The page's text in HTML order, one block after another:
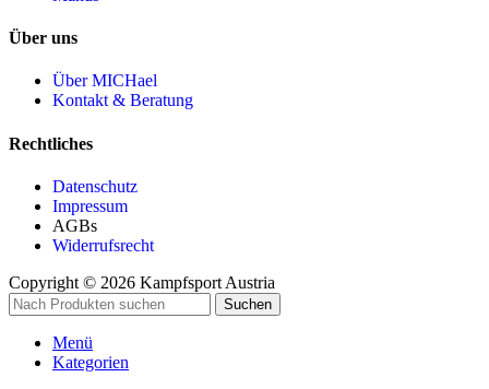
Über uns
Über MICHael
Kontakt & Beratung
Rechtliches
Datenschutz
Impressum
AGBs
Widerrufsrecht
Copyright © 2026 Kampfsport Austria
Suchen
Menü
Kategorien